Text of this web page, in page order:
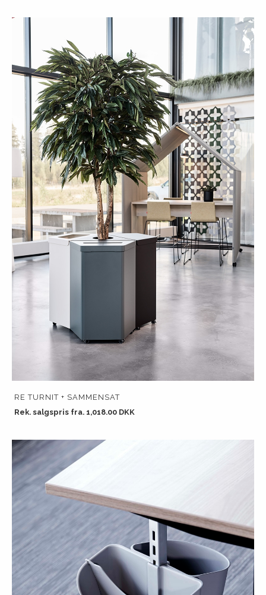
RE TURNIT + SAMMENSAT
Rek. salgspris fra. 1,018.00 DKK